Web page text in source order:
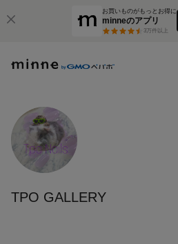
お買いものがもっとお得に
minneのアプリ
3万件以上
TPO GALLERY